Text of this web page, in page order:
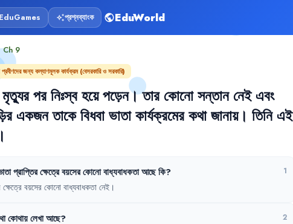
EduGames auto_awesomeপ্রশ্নব্যাংক publicEduWorld
Ch 9
প্রবীণদের জন্য কল্যাণমূলক কার্যক্রম (বেসরকারি ও সরকারি)
মৃত্যুর পর নিঃস্ব হয়ে পড়েন। তার কোনো সন্তান নেই এবং
একজন তাকে বিধবা ভাতা কার্যক্রমের কথা জানায়। তিনি এই
প্রাপ্তিরক্ষেত্রেবয়সেরকোনোবাধ্যবাধকতাআছেকি? 1
ক্ষেত্রে বয়সের কোনো বাধ্যবাধকতা নেই ।
কোথায়লেখাআছে? 2